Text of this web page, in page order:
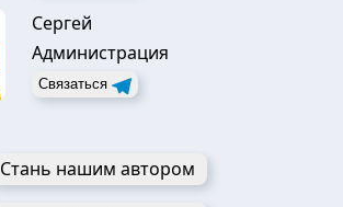
Сергей
Администрация
Связаться
Стань нашим автором